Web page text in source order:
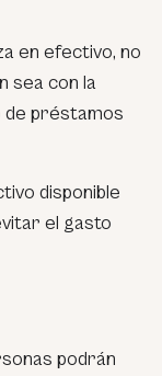
en efectivo, no
sea con la
de préstamos
disponible
el gasto
podrán